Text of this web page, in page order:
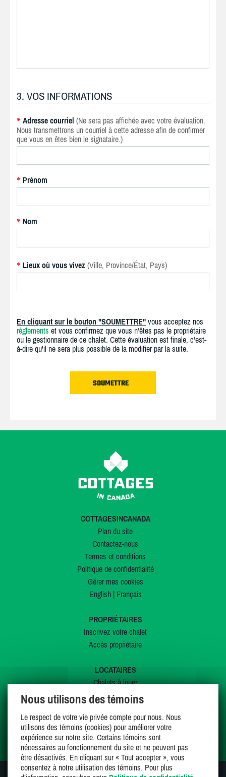
3. VOS INFORMATIONS
* Adresse courriel (Ne sera pas affichée avec votre évaluation.
Nous transmettrons un courriel à cette adresse afin de confirmer
que vous en êtes bien le signataire.)
* Prénom
* Nom
* Lieux où vous vivez (Ville, Province/État, Pays)
En cliquant sur le bouton "SOUMETTRE" vous acceptez nos
règlements et vous confirmez que vous n'êtes pas le propriétaire
ou le gestionnaire de ce chalet. Cette évaluation est finale, c'est-
à-dire qu'il ne sera plus possible de la modifier par la suite.
COTTAGESINCANADA
Plan du site
Contactez-nous
Termes et conditions
Politique de confidentialité
Gérer mes cookies
English| Français
PROPRIÉTAIRES
Inscrivez votre chalet
Accès propriétaire
LOCATAIRES
Chalets à louer
Chalets à vendre
Offres spéciales
Mes favoris
Nous utilisons des témoins
Le respect de votre vie privée compte pour nous. Nous
utilisons des témoins (cookies) pour améliorer votre
expérience sur notre site. Certains témoins sont
nécessaires au fonctionnement du site et ne peuvent pas
être désactivés. En cliquant sur « Tout accepter », vous
consentez à notre utilisation des témoins. Pour plus